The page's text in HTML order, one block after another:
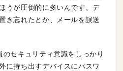
うが圧倒的に多いんです。デ
き忘れたとか、メールを誤送
セキュリティ意識をしっかり
に持ち出すデバイスにパスワ